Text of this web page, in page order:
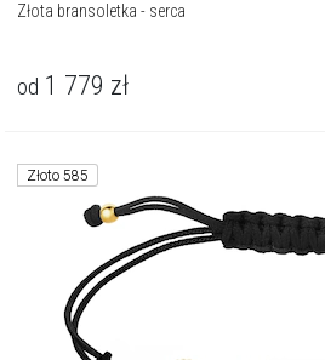
Złota bransoletka - serca
od 1 779 zł
Złoto 585